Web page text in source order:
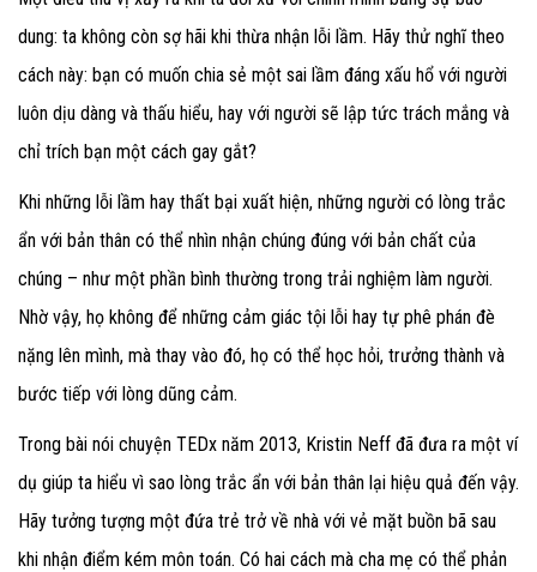
dung: ta không còn sợ hãi khi thừa nhận lỗi lầm. Hãy thử nghĩ theo
cách này: bạn có muốn chia sẻ một sai lầm đáng xấu hổ với người
luôn dịu dàng và thấu hiểu, hay với người sẽ lập tức trách mắng và
chỉ trích bạn một cách gay gắt?
Khi những lỗi lầm hay thất bại xuất hiện, những người có lòng trắc
ẩn với bản thân có thể nhìn nhận chúng đúng với bản chất của
chúng – như một phần bình thường trong trải nghiệm làm người.
Nhờ vậy, họ không để những cảm giác tội lỗi hay tự phê phán đè
nặng lên mình, mà thay vào đó, họ có thể học hỏi, trưởng thành và
bước tiếp với lòng dũng cảm.
Trong bài nói chuyện TEDx năm 2013, Kristin Neff đã đưa ra một ví
dụ giúp ta hiểu vì sao lòng trắc ẩn với bản thân lại hiệu quả đến vậy.
Hãy tưởng tượng một đứa trẻ trở về nhà với vẻ mặt buồn bã sau
khi nhận điểm kém môn toán. Có hai cách mà cha mẹ có thể phản